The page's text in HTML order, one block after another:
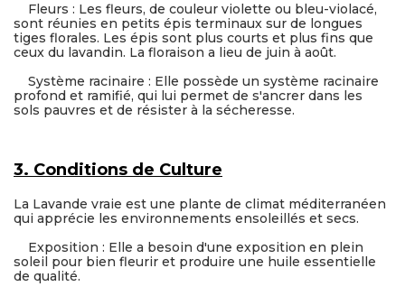
Fleurs : Les fleurs, de couleur violette ou bleu-violacé,
sont réunies en petits épis terminaux sur de longues
tiges florales. Les épis sont plus courts et plus fins que
ceux du lavandin. La floraison a lieu de juin à août.
Système racinaire : Elle possède un système racinaire
profond et ramifié, qui lui permet de s'ancrer dans les
sols pauvres et de résister à la sécheresse.
3. Conditions de Culture
La Lavande vraie est une plante de climat méditerranéen
qui apprécie les environnements ensoleillés et secs.
Exposition : Elle a besoin d'une exposition en plein
soleil pour bien fleurir et produire une huile essentielle
de qualité.